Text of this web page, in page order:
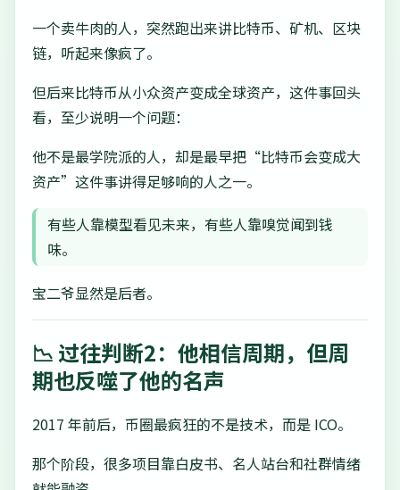
一个卖牛肉的人，突然跑出来讲比特币、矿机、区块
链，听起来像疯了。
但后来比特币从小众资产变成全球资产，这件事回头
看，至少说明一个问题：
他不是最学院派的人，却是最早把“比特币会变成大
资产”这件事讲得足够响的人之一。
有些人靠模型看见未来，有些人靠嗅觉闻到钱
味。
宝二爷显然是后者。
📉 过往判断2：他相信周期，但周
期也反噬了他的名声
2017 年前后，币圈最疯狂的不是技术，而是 ICO。
那个阶段，很多项目靠白皮书、名人站台和社群情绪